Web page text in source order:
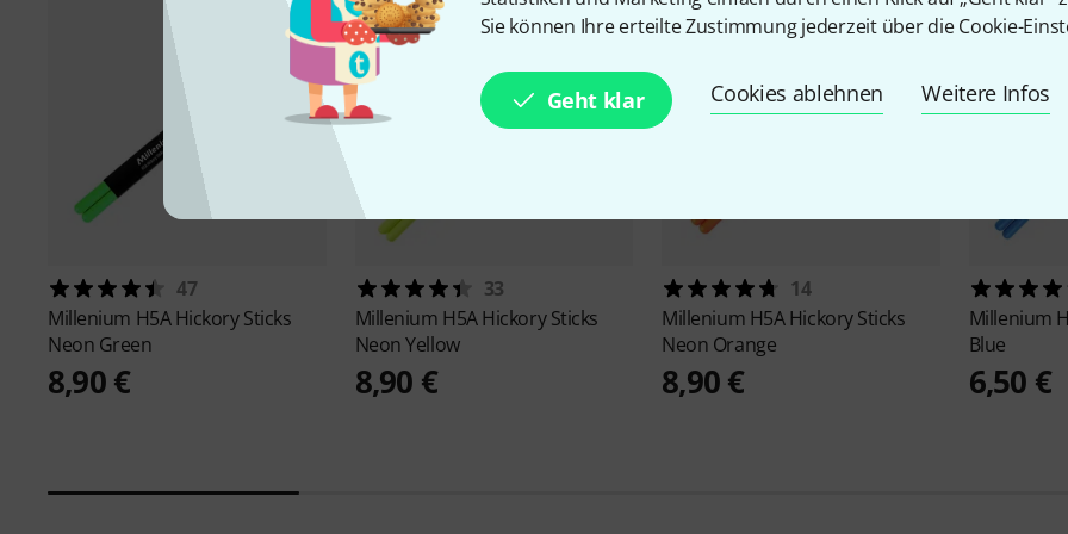
Sie können Ihre erteilte Zustimmung jederzeit über die Cookie-
Geht klar Cookies ablehnen Weitere Infos
47
Millenium H5A Hickory Sticks
Neon Green
8,90 €
33
Millenium H5A Hickory Sticks
Neon Yellow
8,90 €
14
Millenium H5A Hickory Sticks
Neon Orange
8,90 €
Millenium
Blue
6,50 €